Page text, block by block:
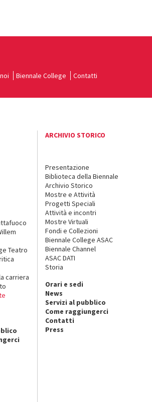
Biennale College Contatti
Teatro
carriera
ARCHIVIO STORICO
Presentazione
Biblioteca della Biennale
Archivio Storico
Mostre e Attività
Progetti Speciali
Attività e incontri
Mostre Virtuali
Fondi e Collezioni
Biennale College ASAC
Biennale Channel
ASAC DATI
Storia
Orari e sedi
News
Servizi al pubblico
Come raggiungerci
Contatti
Press